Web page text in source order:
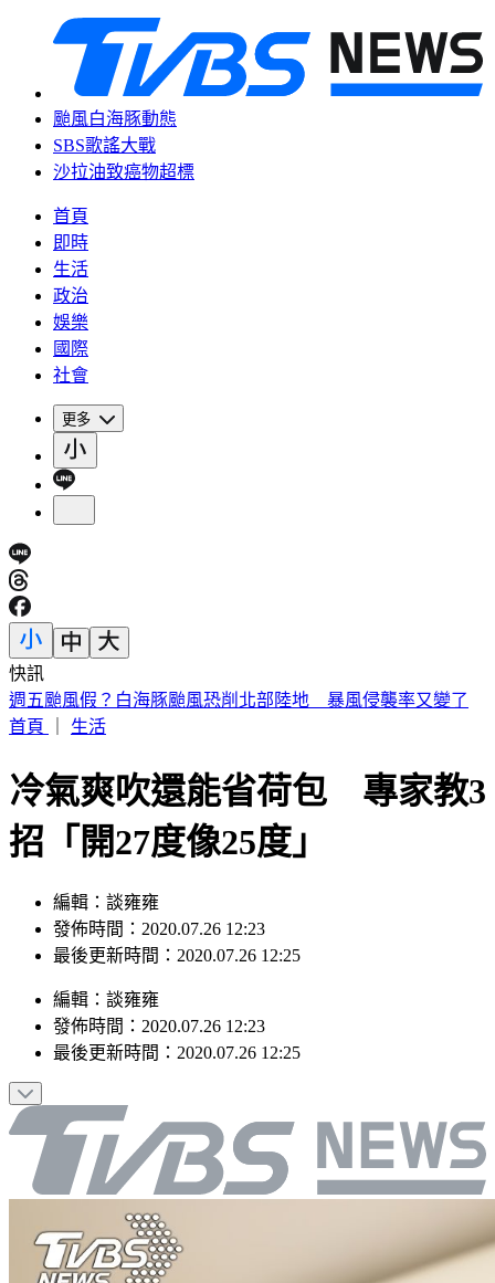
颱風白海豚動態
SBS歌謠大戰
沙拉油致癌物超標
首頁
即時
生活
政治
娛樂
國際
社會
更多
快訊
張韶涵、孫燕姿都來了！ 淚眼慟別化妝師陳聆薇
首頁
生活
冷氣爽吹還能省荷包 專家教3
招「開27度像25度」
編輯：談雍雍
發佈時間：2020.07.26 12:23
最後更新時間：2020.07.26 12:25
編輯 ： 談雍雍
發佈時間： 2020.07.26 12:23
最後更新時間： 2020.07.26 12:25